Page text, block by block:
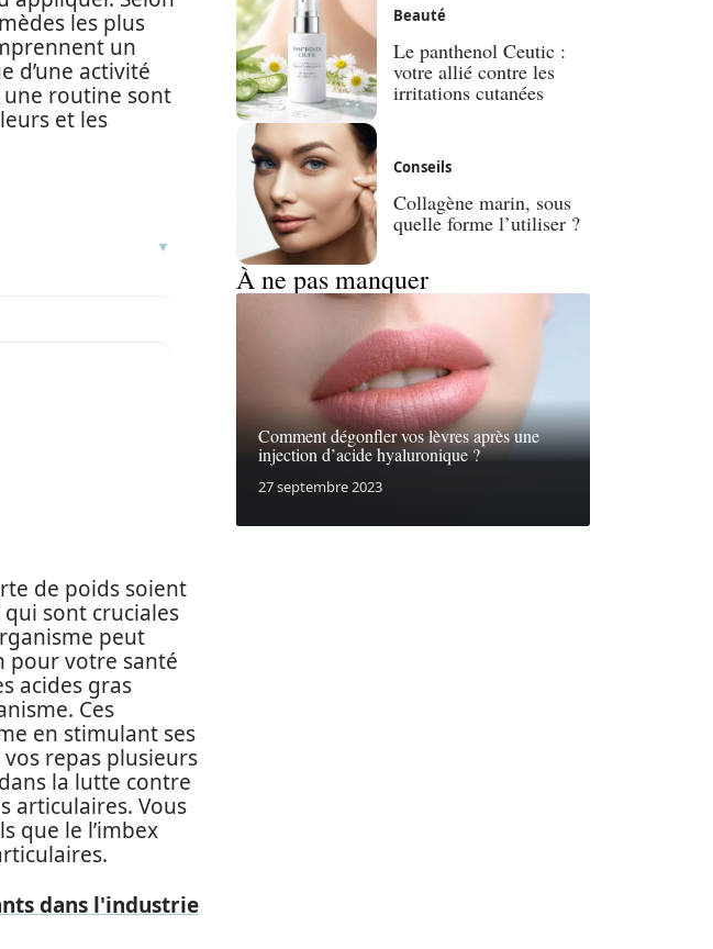
les plus
un
d’une activité
une routine sont
et les
de poids soient
sont cruciales
peut
pour votre santé
acides gras
Ces
en stimulant ses
repas plusieurs
la lutte contre
articulaires. Vous
que le l’imbex
dans l'industrie
Beauté
Le panthenol Ceutic :
votre allié contre les
irritations cutanées
Conseils
Collagène marin, sous
quelle forme l’utiliser ?
À ne pas manquer
Comment dégonfler vos lèvres après une
injection d’acide hyaluronique ?
27 septembre 2023